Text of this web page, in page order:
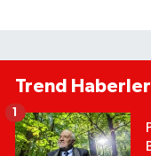
Trend Haberler
1